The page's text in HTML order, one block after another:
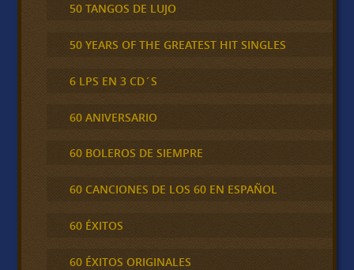
50 TANGOS DE LUJO
50 YEARS OF THE GREATEST HIT SINGLES
6 LPS EN 3 CD´S
60 ANIVERSARIO
60 BOLEROS DE SIEMPRE
60 CANCIONES DE LOS 60 EN ESPAÑOL
60 ÉXITOS
60 ÉXITOS ORIGINALES